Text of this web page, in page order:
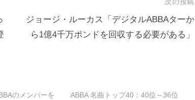
次の投稿
ジョージ・ルーカス「デジタルABBAターか
ら1億4千万ポンドを回収する必要がある」
のメンバーを
ABBA 名曲トップ40：40位～36位